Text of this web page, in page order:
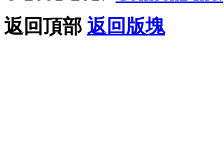
返回頂部 返回版塊